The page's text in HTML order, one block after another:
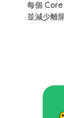
每個 Core
並減少離